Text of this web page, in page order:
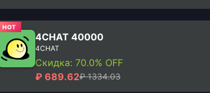
HOT
4CHAT 40000
4CHAT
Скидка: 70.0% OFF
₽ 689.62₽ 1334.03